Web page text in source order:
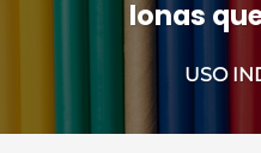
lonas
USO